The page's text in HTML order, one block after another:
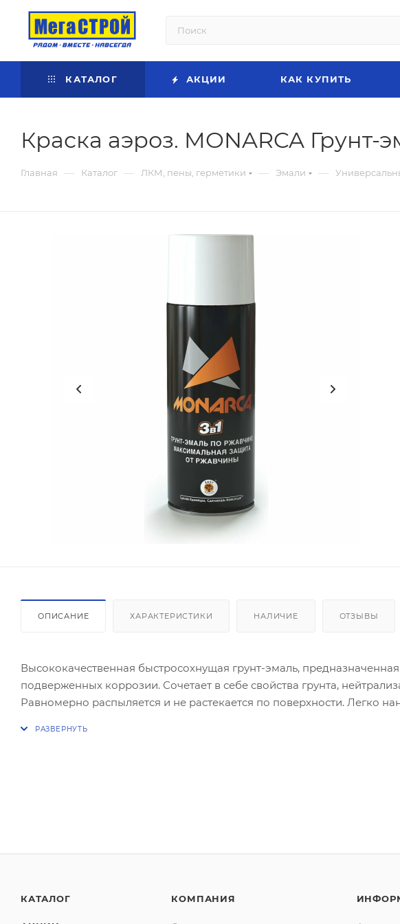
КАТАЛОГ АКЦИИ КАК КУПИТЬ
Краска аэроз. MONARCA
Главная — Каталог — ЛКМ, пены, герметики — Эмали —
ОПИСАНИЕ ХАРАКТЕРИСТИКИ НАЛИЧИЕ ОТЗЫВЫ
Высококачественная быстросохнущая грунт-эмаль,
подверженных коррозии. Сочетает в себе свойства грунта,
Равномерно распыляется и не растекается по поверхности. Легко
КАТАЛОГ КОМПАНИЯ